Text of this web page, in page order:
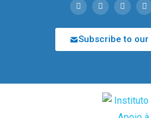
Subscribe to our